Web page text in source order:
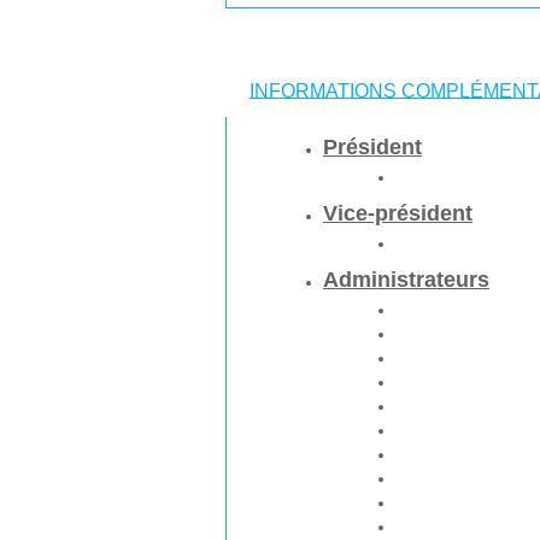
INFORMATIONS
Président
Vice-président
Administrateurs